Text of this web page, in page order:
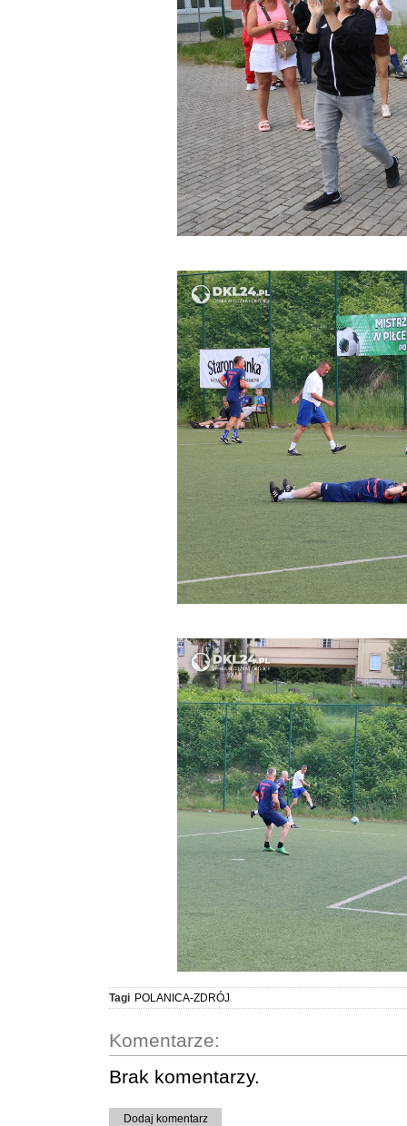
Tagi POLANICA-ZDRÓJ
Komentarze:
Brak komentarzy.
Dodaj komentarz